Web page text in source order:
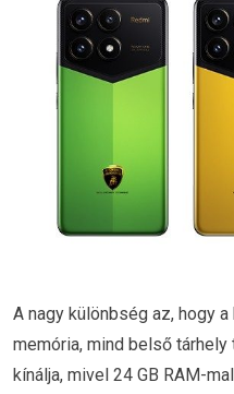
A nagy különbség az, hogy
memória, mind belső
kínálja, mivel 24 GB RAM-